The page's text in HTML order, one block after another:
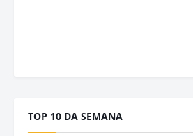
TOP 10 DA SEMANA